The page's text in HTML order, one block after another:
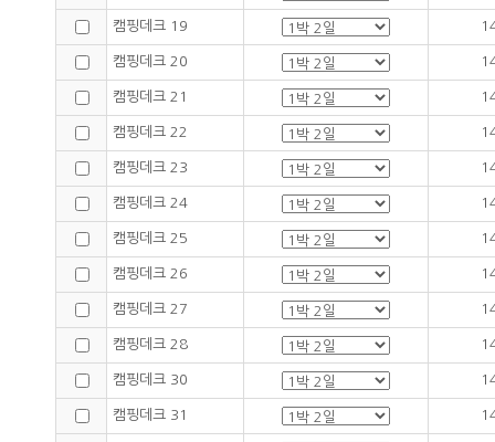
캠핑데크 19
캠핑데크 20
캠핑데크 21
캠핑데크 22
캠핑데크 23
캠핑데크 24
캠핑데크 25
캠핑데크 26
캠핑데크 27
캠핑데크 28
캠핑데크 30
캠핑데크 31